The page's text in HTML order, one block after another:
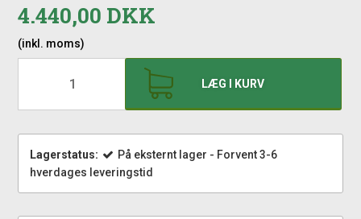
4.440,00 DKK
(inkl. moms)
LÆG I KURV
Lagerstatus:
På eksternt lager - Forvent 3-6
hverdages leveringstid